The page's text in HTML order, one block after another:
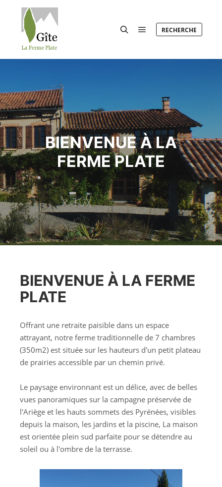
RECHERCHE
BIENVENUE À LA
FERME PLATE
BIENVENUE À LA FERME
PLATE
Offrant une retraite paisible dans un espace
attrayant, notre ferme traditionnelle de 7 chambres
(350m2) est située sur les hauteurs d'un petit plateau
de prairies accessible par un chemin privé.
Le paysage environnant est un délice, avec de belles
vues panoramiques sur la campagne préservée de
l'Ariège et les hauts sommets des Pyrénées, visibles
depuis la maison, les jardins et la piscine, La maison
est orientée plein sud parfaite pour se détendre au
soleil ou à l'ombre de la terrasse.